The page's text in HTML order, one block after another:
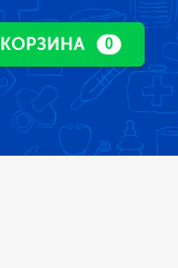
КОРЗИНА 0